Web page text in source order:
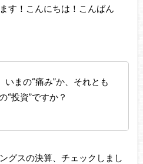
す！こんにちは！こんばん
いまの“痛み”か、それとも
“投資”ですか？
グスの決算、チェックしまし